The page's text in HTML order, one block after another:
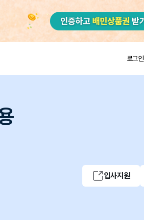
로그인
입사지원